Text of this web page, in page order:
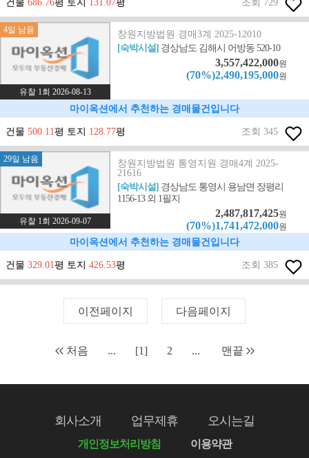
4일 남음
유찰 1회 2026-08-13
창원지방법원 경매3계 2025-12010
[숙박시설] 경상남도 김해시 어방동 520-10
3,557,422,000원
(70%)2,490,195,000원
마이옥션에서 추천하는 경매물건입니다
건물 500.11평 토지 128.77평 조회 345
29일 남음
유찰 1회 2026-09-07
창원지방법원 통영지원 경매4계 2025-
21616
[숙박시설] 경상남도 통영시 용남면 장평리
1156-13 외 1필지
2,487,817,425원
(70%)1,741,472,000원
마이옥션에서 추천하는 경매물건입니다
건물 329.01평 토지 426.53평 조회 385
이전페이지 다음페이지
처음 ... [1] 2 ... 맨끝
회사소개 업무제휴 오시는길
개인정보처리방침 이용약관